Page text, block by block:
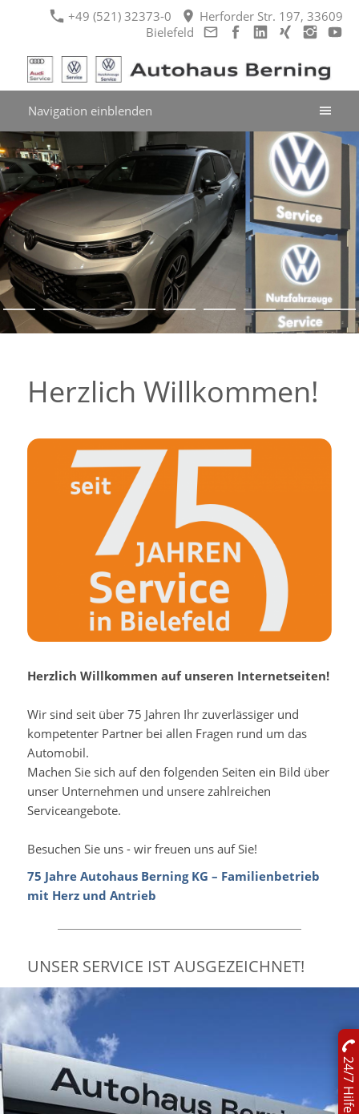
+49 (521) 32373-0
Herforder Str. 197, 33609
Bielefeld
Navigation einblenden
24/7 Hilfe
Herzlich Willkommen!
Herzlich Willkommen auf unseren Internetseiten!
Wir sind seit über 75 Jahren Ihr zuverlässiger und
kompetenter Partner bei allen Fragen rund um das
Automobil.
Machen Sie sich auf den folgenden Seiten ein Bild über
unser Unternehmen und unsere zahlreichen
Serviceangebote.
Besuchen Sie uns - wir freuen uns auf Sie!
75 Jahre Autohaus Berning KG – Familienbetrieb
mit Herz und Antrieb
UNSER SERVICE IST AUSGEZEICHNET!